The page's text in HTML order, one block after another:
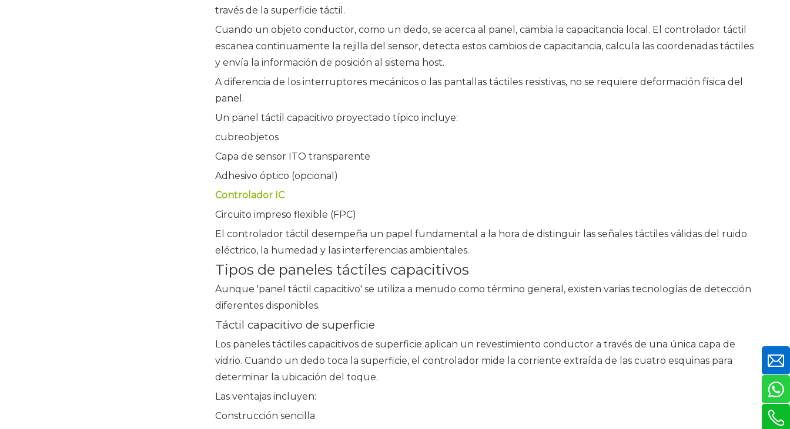
través de la superficie táctil.
Cuando un objeto conductor, como un dedo, se acerca al panel, cambia la capacitancia local. El controlador táctil
escanea continuamente la rejilla del sensor, detecta estos cambios de capacitancia, calcula las coordenadas táctiles
y envía la información de posición al sistema host.
A diferencia de los interruptores mecánicos o las pantallas táctiles resistivas, no se requiere deformación física del
panel.
Un panel táctil capacitivo proyectado típico incluye:
cubreobjetos
Capa de sensor ITO transparente
Adhesivo óptico (opcional)
Controlador IC
Circuito impreso flexible (FPC)
El controlador táctil desempeña un papel fundamental a la hora de distinguir las señales táctiles válidas del ruido
eléctrico, la humedad y las interferencias ambientales.
Tipos de paneles táctiles capacitivos
Aunque 'panel táctil capacitivo' se utiliza a menudo como término general, existen varias tecnologías de detección
diferentes disponibles.
Táctil capacitivo de superficie
Los paneles táctiles capacitivos de superficie aplican un revestimiento conductor a través de una única capa de
vidrio. Cuando un dedo toca la superficie, el controlador mide la corriente extraída de las cuatro esquinas para
determinar la ubicación del toque.
Las ventajas incluyen:
Construcción sencilla